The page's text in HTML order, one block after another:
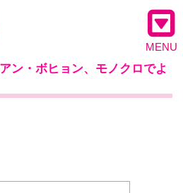
MENU
ン・ボヒョン、モノクロでよ